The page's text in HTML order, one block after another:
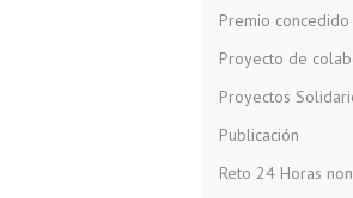
Premio concedido
Proyecto de
Proyectos
Publicación
Reto 24 Horas